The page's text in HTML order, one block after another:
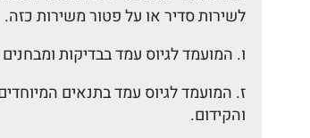
לשירות סדיר או על פטור משירות כזה.
ו. המועמד לגיוס עמד בבדיקות ומבחנים כמפורט בסעיף
ז. המועמד לגיוס עמד בתנאים
והקידום.